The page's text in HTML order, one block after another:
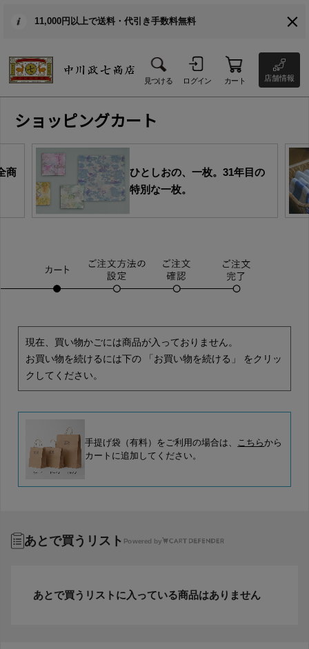
11,000円以上で送料・代引き手数料無料
見つける ログイン カート 店舗情報
ショッピングカート
商
ひとしおの、一枚。31年目の
特別な一枚。
現在、買い物かごには商品が入っておりません。
お買い物を続けるには下の 「お買い物を続ける」 をクリッ
クしてください。
手提げ袋（有料）をご利用の場合は、 こちらから
カートに追加してください。
あとで買うリスト Powered by
あとで買うリストに入っている商品はありません